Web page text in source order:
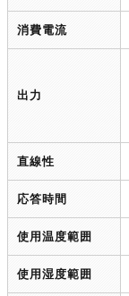
消費電流
出力
直線性
応答時間
使用温度範囲
使用湿度範囲